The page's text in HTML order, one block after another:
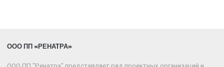
ООО ПП «РЕНАТРА»